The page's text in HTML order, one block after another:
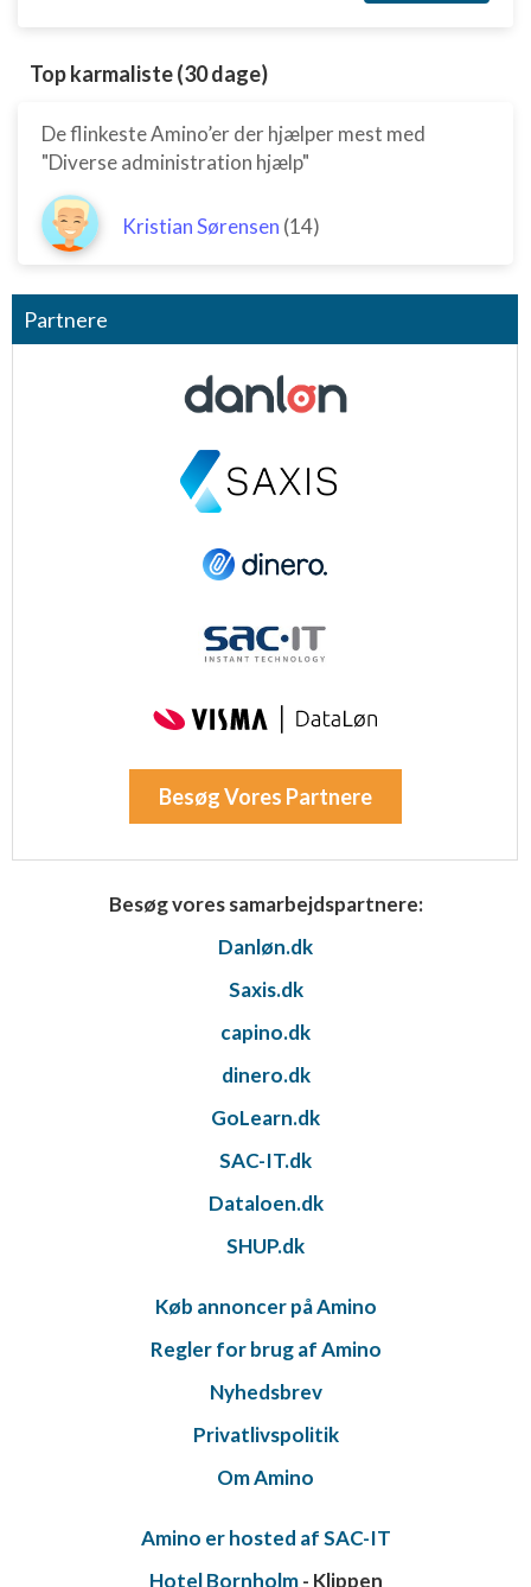
Top karmaliste (30 dage)
De flinkeste Amino’er der hjælper mest med
"Diverse administration hjælp"
Kristian Sørensen (14)
Partnere
Besøg Vores Partnere
Besøg vores samarbejdspartnere:
Danløn.dk
Saxis.dk
capino.dk
dinero.dk
GoLearn.dk
SAC-IT.dk
Dataloen.dk
SHUP.dk
Køb annoncer på Amino
Regler for brug af Amino
Nyhedsbrev
Privatlivspolitik
Om Amino
Amino er hosted af SAC-IT
Hotel Bornholm- Klippen